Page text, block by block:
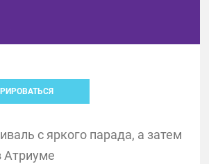
с яркого парада, а затем
Атриуме